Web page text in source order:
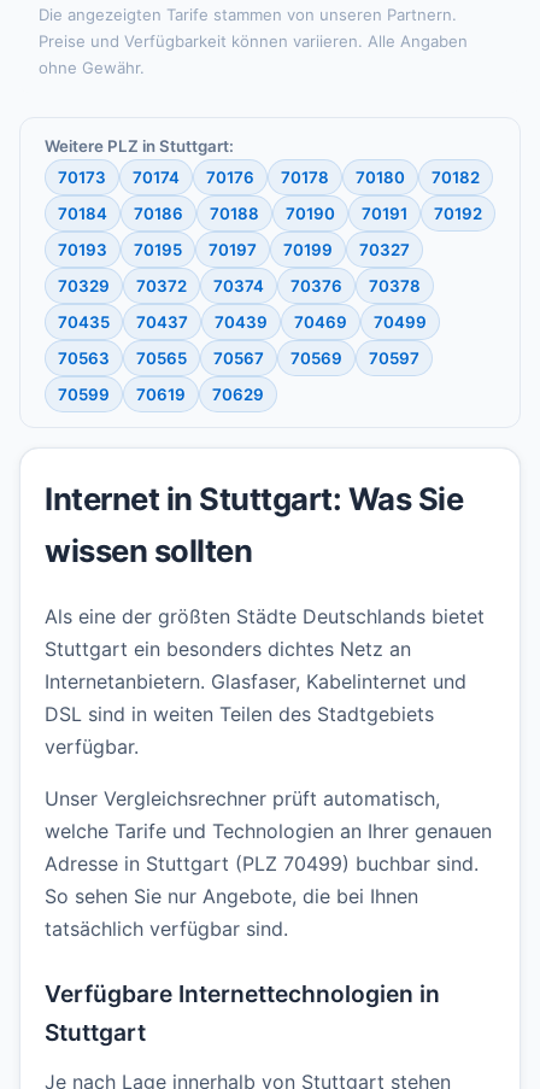
Die angezeigten Tarife stammen von unseren Partnern.
Preise und Verfügbarkeit können variieren. Alle Angaben
ohne Gewähr.
Weitere PLZ in Stuttgart:
70173
70174 70176 70178 70180
70182
70184
70186 70188 70190 70191
70192
70193
70195 70197 70199
70327
70329
70372 70374 70376
70378
70435
70437 70439 70469
70499
70563
70565 70567 70569
70597
70599
70619 70629
Internet in Stuttgart: Was Sie
wissen sollten
Als eine der größten Städte Deutschlands bietet
Stuttgart ein besonders dichtes Netz an
Internetanbietern. Glasfaser, Kabelinternet und
DSL sind in weiten Teilen des Stadtgebiets
verfügbar.
Unser Vergleichsrechner prüft automatisch,
welche Tarife und Technologien an Ihrer genauen
Adresse in Stuttgart (PLZ 70499) buchbar sind.
So sehen Sie nur Angebote, die bei Ihnen
tatsächlich verfügbar sind.
Verfügbare Internettechnologien in
Stuttgart
Je nach Lage innerhalb von Stuttgart stehen